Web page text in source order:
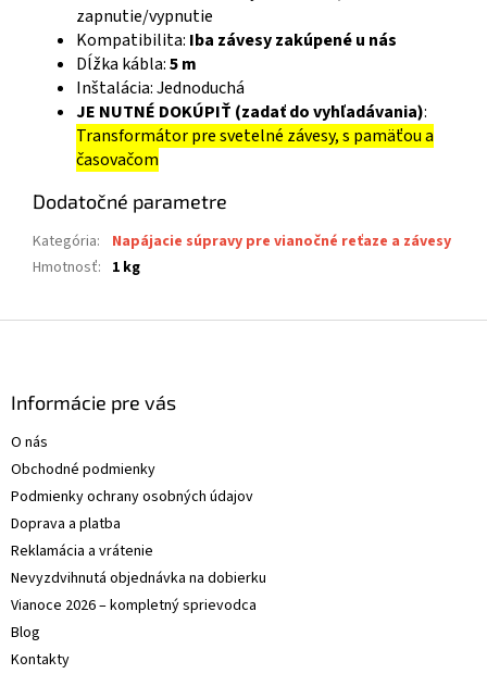
zapnutie/vypnutie
Kompatibilita: Iba závesy zakúpené u nás
Dĺžka kábla:5 m
Inštalácia: Jednoduchá
JE NUTNÉ DOKÚPIŤ (zadať do vyhľadávania):
Transformátor pre svetelné závesy, s pamäťou a
časovačom
Dodatočné parametre
Kategória:
Napájacie súpravy pre vianočné reťaze a závesy
Hmotnosť: 1 kg
Informácie pre vás
O nás
Obchodné podmienky
Podmienky ochrany osobných údajov
Doprava a platba
Reklamácia a vrátenie
Nevyzdvihnutá objednávka na dobierku
Vianoce 2026 – kompletný sprievodca
Blog
Kontakty